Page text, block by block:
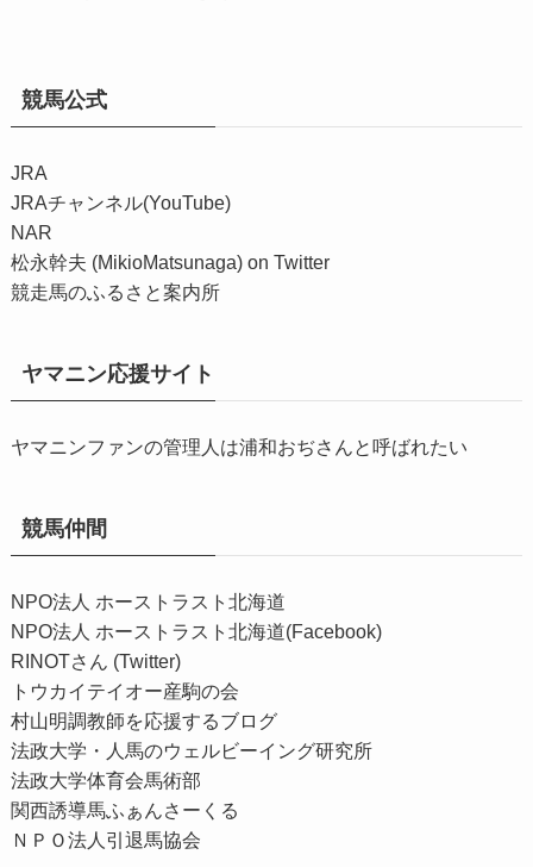
競馬公式
JRA
JRAチャンネル(YouTube)
NAR
松永幹夫 (MikioMatsunaga) on Twitter
競走馬のふるさと案内所
ヤマニン応援サイト
ヤマニンファンの管理人は浦和おぢさんと呼ばれたい
競馬仲間
NPO法人 ホーストラスト北海道
NPO法人 ホーストラスト北海道(Facebook)
RINOTさん (Twitter)
トウカイテイオー産駒の会
村山明調教師を応援するブログ
法政大学・人馬のウェルビーイング研究所
法政大学体育会馬術部
関西誘導馬ふぁんさーくる
ＮＰＯ法人引退馬協会